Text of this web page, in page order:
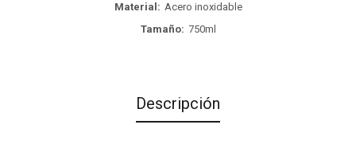
Material
Acero inoxidable
Tamaño
750ml
Descripción